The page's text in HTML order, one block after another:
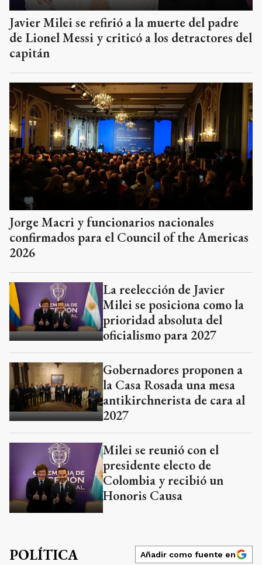
Javier Milei se refirió a la muerte del padre
de Lionel Messi y criticó a los detractores del
capitán
Jorge Macri y funcionarios nacionales
confirmados para el Council of the Americas
2026
La reelección de Javier
Milei se posiciona como la
prioridad absoluta del
oficialismo para 2027
Gobernadores proponen a
la Casa Rosada una mesa
antikirchnerista de cara al
2027
Milei se reunió con el
presidente electo de
Colombia y recibió un
Honoris Causa
POLÍTICA Añadir como fuente en